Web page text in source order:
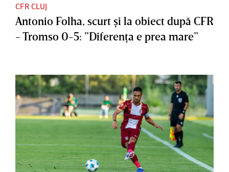
CFR CLUJ
Antonio Folha, scurt şi la obiect după CFR
- Tromso 0-5: ”Diferenţa e prea mare”